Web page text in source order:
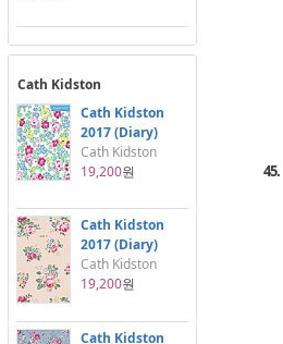
Cath Kidston
Cath Kidston
2017 (Diary)
Cath Kidston
19,200원
Cath Kidston
2017 (Diary)
Cath Kidston
19,200원
Cath Kidston
45.